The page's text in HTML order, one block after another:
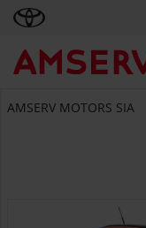
AMSERV MOTORS SIA